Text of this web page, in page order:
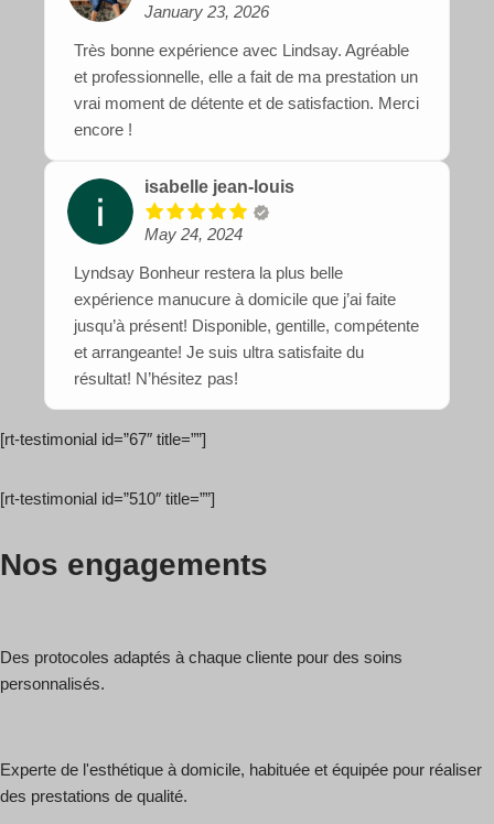
January 23, 2026
Très bonne expérience avec Lindsay. Agréable
et professionnelle, elle a fait de ma prestation un
vrai moment de détente et de satisfaction. Merci
encore !
isabelle jean-louis
May 24, 2024
Lyndsay Bonheur restera la plus belle
expérience manucure à domicile que j’ai faite
jusqu’à présent! Disponible, gentille, compétente
et arrangeante! Je suis ultra satisfaite du
résultat! N’hésitez pas!
[rt-testimonial id=”67″ title=””]
[rt-testimonial id=”510″ title=””]
Nos engagements
Des protocoles adaptés à chaque cliente pour des soins
personnalisés.
Experte de l'esthétique à domicile, habituée et équipée pour réaliser
des prestations de qualité.